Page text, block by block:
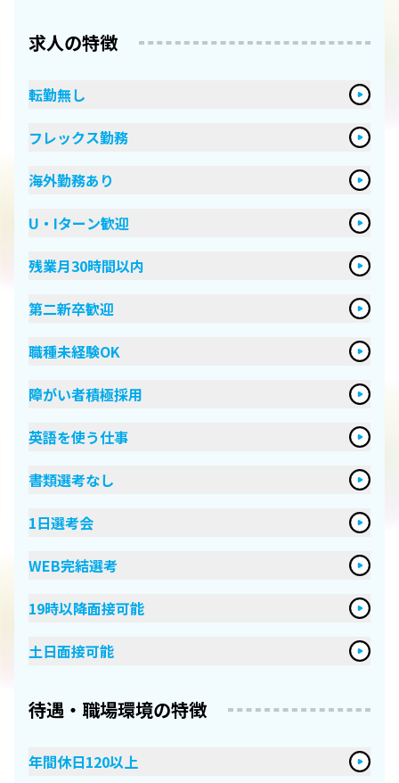
求人の特徴
転勤無し
フレックス勤務
海外勤務あり
U・Iターン歓迎
残業月30時間以内
第二新卒歓迎
職種未経験OK
障がい者積極採用
英語を使う仕事
書類選考なし
1日選考会
WEB完結選考
19時以降面接可能
土日面接可能
待遇・職場環境の特徴
年間休日120以上